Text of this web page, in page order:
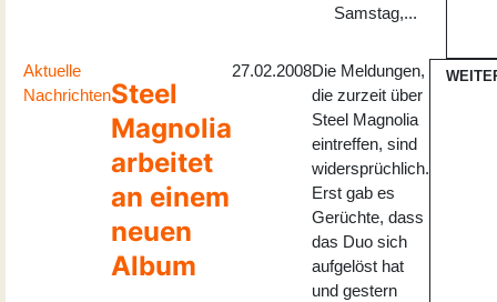
Samstag,...
Aktuelle
NachrichtenSteel
Magnolia
arbeitet
an einem
neuen
Album
27.02.2008Die Meldungen,
die zurzeit über
Steel Magnolia
eintreffen, sind
widersprüchlich.
Erst gab es
Gerüchte, dass
das Duo sich
aufgelöst hat
und gestern